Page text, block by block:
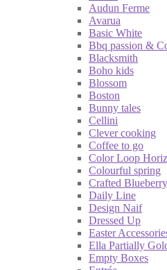
Audun Ferme
Avarua
Basic White
Bbq passion &
Blacksmith
Boho kids
Blossom
Boston
Bunny tales
Cellini
Clever cooking
Coffee to go
Color Loop
Colourful spring
Crafted Blueberry
Daily Line
Design Naif
Dressed Up
Easter
Ella Partially
Empty Boxes